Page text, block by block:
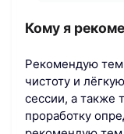
Кому я
Рекомендую
чистоту и
сессии, а также
проработку